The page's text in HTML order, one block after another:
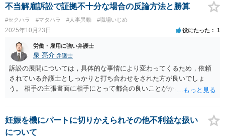
分析と慎重な対応が必要です。客観的証拠が不可欠です。１０年は時
効すれすれです。どうしてもどうしても納得いかなければ、この手の
問題に精通した弁護士等に、証拠等を直接示すなどして、詳細で分析
していただくのが良いと思われます。法的責任をきちんと追及された
い場合には、労働法にかなり詳しく、上記に関係した法理等にも通じ
た弁護士等に相談し、法的に正確に分析してもらい、今後の対応を検
討するべきです。
不当解雇訴訟で証拠不十分な場合の反論方法と勝算
#セクハラ #マタハラ #人事異動 #職場いじめ
2025年10月23日 役にたった 1
労働・雇用に強い弁護士
泉 亮介 弁護士
訴訟の展開については，具体的な事情により変わってくるため，依頼
されている弁護士としっかりと打ち合わせをされた方が良いでしょ
う。 相手の主張書面に相手にとって都合の良いことがかかれているこ
記載を裁判官がそのまま信用して判断をすると言うことは無いかと思
われます。
妊娠を機にパートに切りかえられその他不利益な扱い
について